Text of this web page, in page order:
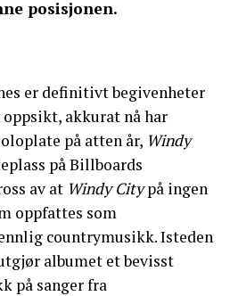
posisjonen.
er definitivt begivenheter
akkurat nå har
på atten år, Windy
på Billboards
av at Windy Citypå ingen
oppfattes som
countrymusikk. Isteden
albumet et bevisst
på sanger fra